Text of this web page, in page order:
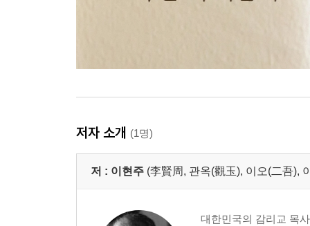
저자 소개 (1명)
저 : 이현주 (李賢周, 관옥(觀玉), 이오(二吾),
대한민국의 감리교 목